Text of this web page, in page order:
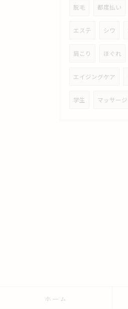
脱毛 都度払い
エステ シワ
肩こり ほぐれ
エイジングケア
学生 マッサージ
ホーム